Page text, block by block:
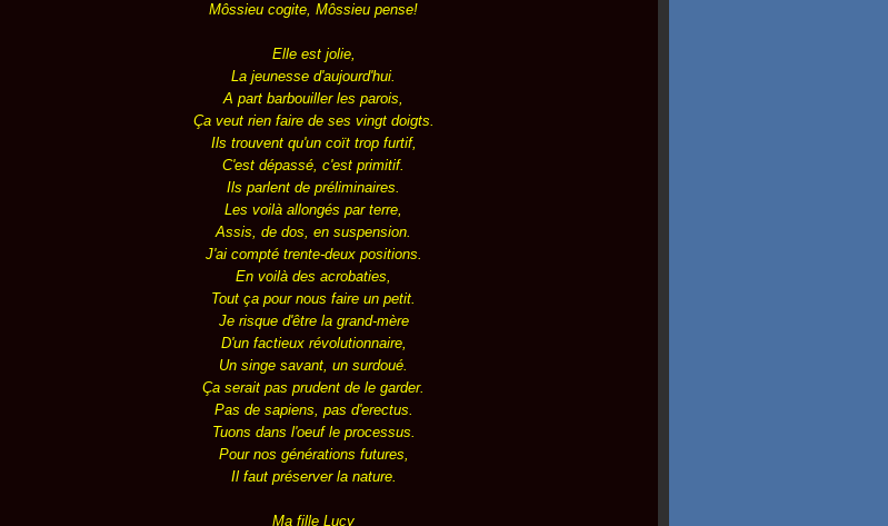
Môssieu cogite, Môssieu pense!
Elle est jolie,
La jeunesse d'aujourd'hui.
A part barbouiller les parois,
Ça veut rien faire de ses vingt doigts.
Ils trouvent qu'un coït trop furtif,
C'est dépassé, c'est primitif.
Ils parlent de préliminaires.
Les voilà allongés par terre,
Assis, de dos, en suspension.
J'ai compté trente-deux positions.
En voilà des acrobaties,
Tout ça pour nous faire un petit.
Je risque d'être la grand-mère
D'un factieux révolutionnaire,
Un singe savant, un surdoué.
Ça serait pas prudent de le garder.
Pas de sapiens, pas d'erectus.
Tuons dans l'oeuf le processus.
Pour nos générations futures,
Il faut préserver la nature.
Ma fille Lucy